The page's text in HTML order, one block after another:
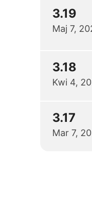
3.19
Maj 7,
3.18
Kwi 4,
3.17
Mar 7,